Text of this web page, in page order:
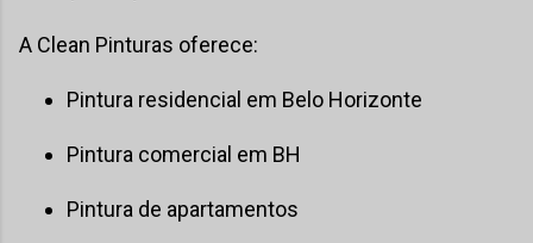
A Clean Pinturas oferece:
Pintura residencial em Belo Horizonte
Pintura comercial em BH
Pintura de apartamentos